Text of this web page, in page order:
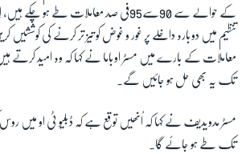
ویڈیوز
آڈیو
اسپیشل کوریج
Learning English
کے حوالے سے 90سے95فی صد معاملات طے
تنظیم میں دوبارہ داخلے پر غور و غوض کو تیز تر کرنے کی
معاملات کے بارے میں مسٹر اوباما نے کہا کہ وہ امید کرتے
تک یہ بھی حل ہو جائیں گے۔
مسٹر مدویدیف نے کہا کہ اُنھیں توقع ہے کہ ڈبلیو ٹی او میں روس
تک طے ہو جائے گا۔